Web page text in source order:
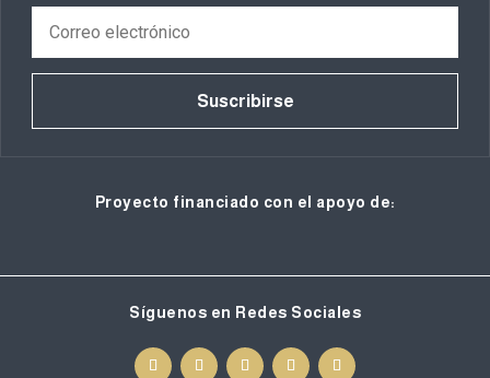
Suscribirse
Proyecto financiado con el apoyo de:
Síguenos en Redes Sociales